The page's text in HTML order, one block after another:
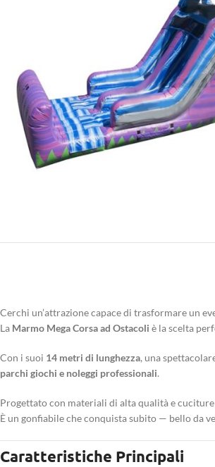
Cerchi un’attrazione capace di trasformare un
La Marmo Mega Corsa ad Ostacoli è la scelta
Con i suoi 14 metri di lunghezza, una
parchi giochi e noleggi professionali.
Progettato con materiali di alta qualità e
È un gonfiabile che conquista subito — bello da
Caratteristiche Principali